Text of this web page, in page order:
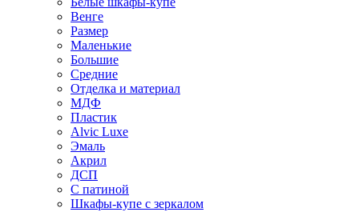
Венге
Размер
Маленькие
Большие
Средние
Отделка и материал
МДФ
Пластик
Alvic Luxe
Эмаль
Акрил
ДСП
С патиной
Шкафы-купе с зеркалом